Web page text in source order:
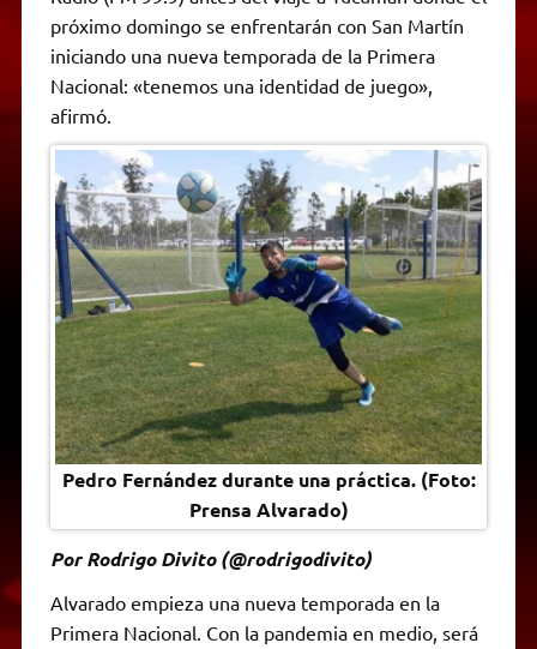
A
p
p
r
a
m
e
r
o
o
k
g
e
n
k
r
i
n
y
próximo domingo se enfrentarán con San Martín
iniciando una nueva temporada de la Primera
Nacional: «tenemos una identidad de juego»,
afirmó.
Pedro Fernández durante una práctica. (Foto:
Prensa Alvarado)
Por Rodrigo Divito (@rodrigodivito)
Alvarado empieza una nueva temporada en la
Primera Nacional. Con la pandemia en medio, será